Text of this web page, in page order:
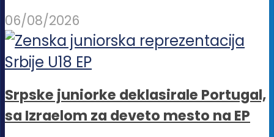
06/08/2026
Srpske juniorke deklasirale Portugal,
sa Izraelom za deveto mesto na EP